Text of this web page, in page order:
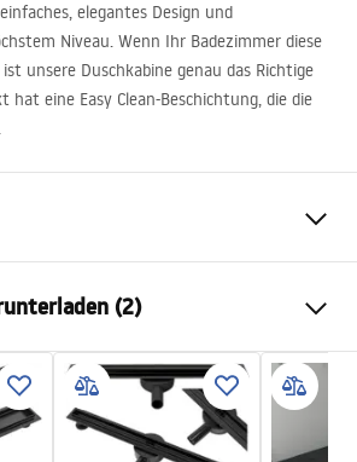
elegantes Design und
Niveau. Wenn Ihr Badezimmer diese
unsere Duschkabine genau das Richtige
hat eine Easy Clean-Beschichtung, die die
Schwarz
Ecke
Transparent 6mm
Pendeltür
(2)